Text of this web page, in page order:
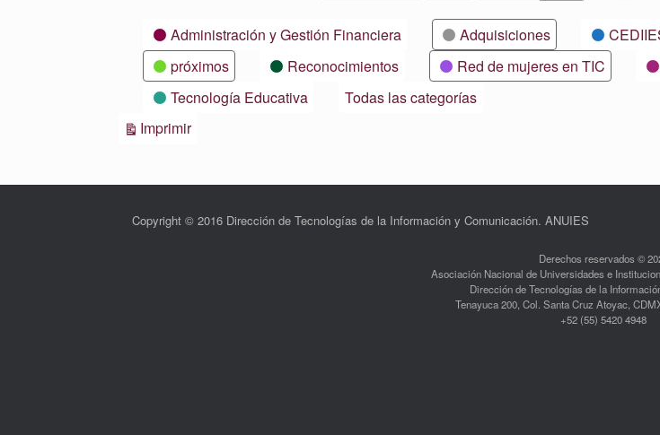
CategoríasAdministración y Gestión Financiera Adquisiciones
próximos
Reconocimientos Red de mujeres en TIC
Tecnología Educativa
Todas las categorías
ImprimirVistas
Copyright © 2016 Dirección de Tecnologías de la Información y Comunicación. ANUIES
Derechos reservados ©
Asociación Nacional de Universidades e
Dirección de Tecnologías de la
Tenayuca 200, Col. Santa Cruz Atoyac,
+52 (55) 5420 4948